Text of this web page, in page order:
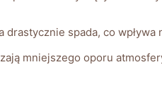
spada, co
mniejszego oporu